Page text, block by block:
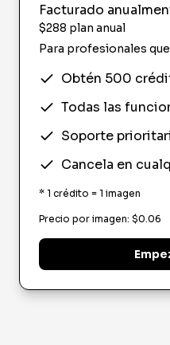
Facturado
$288 plan anual
Para profesionales
Obtén 500
Todas las
Soporte
Cancela en
* 1 crédito = 1 imagen
Precio por imagen: $0.06